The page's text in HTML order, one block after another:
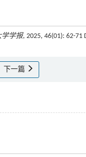
学学报, 2025, 46(01): 62-71
下一篇